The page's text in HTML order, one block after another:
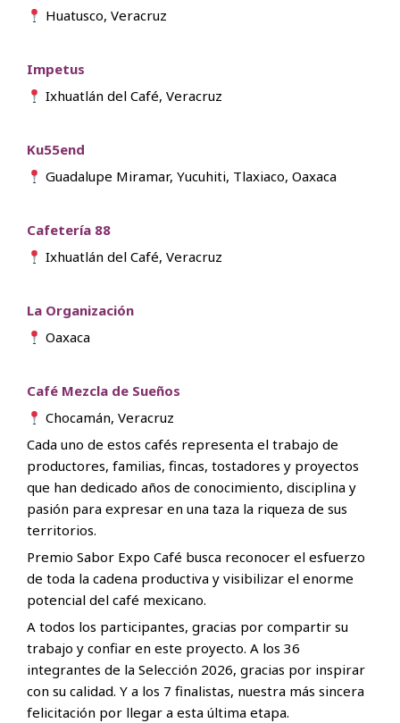
Huatusco, Veracruz
Impetus
Ixhuatlán del Café, Veracruz
Ku55end
Guadalupe Miramar, Yucuhiti, Tlaxiaco, Oaxaca
Cafetería 88
Ixhuatlán del Café, Veracruz
La Organización
Oaxaca
Café Mezcla de Sueños
Chocamán, Veracruz
Cada uno de estos cafés representa el trabajo de
productores, familias, fincas, tostadores y proyectos
que han dedicado años de conocimiento, disciplina y
pasión para expresar en una taza la riqueza de sus
territorios.
Premio Sabor Expo Café busca reconocer el esfuerzo
de toda la cadena productiva y visibilizar el enorme
potencial del café mexicano.
A todos los participantes, gracias por compartir su
trabajo y confiar en este proyecto. A los 36
integrantes de la Selección 2026, gracias por inspirar
con su calidad. Y a los 7 finalistas, nuestra más sincera
felicitación por llegar a esta última etapa.